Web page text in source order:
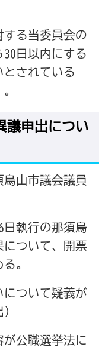
る当委員会の
30日以内にする
とされている
議申出につい
山市議会議員
執行の那須烏
について、開票
。
ついて疑義が
公職選挙法に